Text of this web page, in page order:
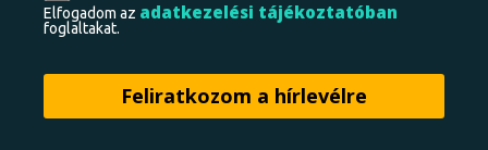
Elfogadom az adatkezelési tájékoztatóban
foglaltakat.